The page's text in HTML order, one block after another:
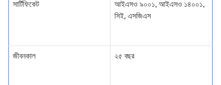
সার্টিফিকেট
আইএসও ৯০০১, আইএসও ১৪০০১,
সিই, এসজিএস
জীবনকাল ২৫ বছর